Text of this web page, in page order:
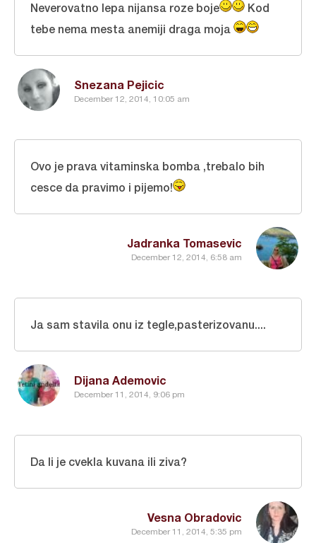
Snezana Pejicic
December 12, 2014, 10:05 am
Neverovatno lepa nijansa roze boje
Kod
tebe nema mesta anemiji draga moja
Jadranka Tomasevic
December 12, 2014, 6:58 am
Ovo je prava vitaminska bomba ,trebalo bih
cesce da pravimo i pijemo!
Dijana Ademovic
December 11, 2014, 9:06 pm
Ja sam stavila onu iz tegle,pasterizovanu....
Vesna Obradovic
December 11, 2014, 5:35 pm
Da li je cvekla kuvana ili ziva?